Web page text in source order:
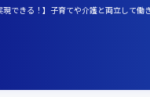
できる！】子育てや介護と両立して